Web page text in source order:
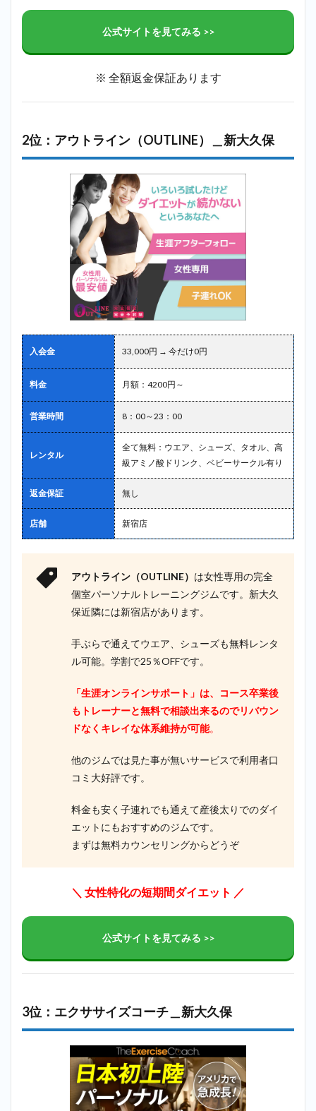
公式サイトを見てみる >>
※ 全額返金保証あります
2位：アウトライン（OUTLINE）＿新大久保
入会金 33,000円 → 今だけ0円
料金 月額：4200円～
営業時間 8：00～23：00
レンタル
全て無料：ウエア、シューズ、タオル、高
級アミノ酸ドリンク、ベビーサークル有り
返金保証 無し
店舗 新宿店
アウトライン（OUTLINE） は女性専用の完全
個室パーソナルトレーニングジムです。新大久
保近隣には新宿店があります。
手ぶらで通えてウエア、シューズも無料レンタ
ル可能。学割で25％OFFです。
「生涯オンラインサポート」は、コース卒業後
もトレーナーと無料で相談出来るのでリバウン
ドなくキレイな体系維持が可能。
他のジムでは見た事が無いサービスで利用者口
コミ大好評です。
料金も安く子連れでも通えて産後太りでのダイ
エットにもおすすめのジムです。
まずは無料カウンセリングからどうぞ
＼ 女性特化の短期間ダイエット ／
公式サイトを見てみる >>
3位：エクササイズコーチ＿新大久保